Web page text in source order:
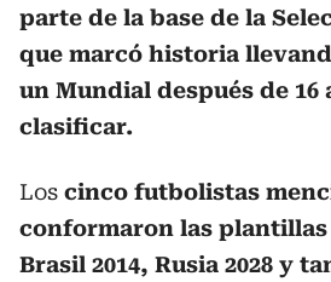
parte de la base de la
que marcó historia
un Mundial después de 16
clasificar.
Los cinco futbolistas
conformaron las plantillas
Brasil 2014, Rusia 2028 y